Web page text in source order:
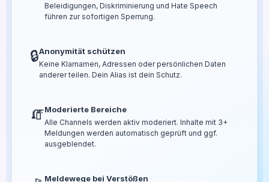
Beleidigungen, Diskriminierung und Hate Speech
führen zur sofortigen Sperrung.
🔒Anonymität schützen
Keine Klarnamen, Adressen oder persönlichen Daten
anderer teilen. Dein Alias ist dein Schutz.
🧯Moderierte Bereiche
Alle Channels werden aktiv moderiert. Inhalte mit 3+
Meldungen werden automatisch geprüft und ggf.
ausgeblendet.
Meldewege bei Verstößen